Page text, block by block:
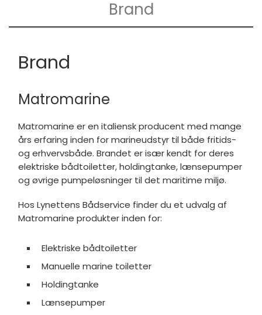
Brand
Brand
Matromarine
Matromarine er en italiensk producent med mange
års erfaring inden for marineudstyr til både fritids-
og erhvervsbåde. Brandet er især kendt for deres
elektriske bådtoiletter, holdingtanke, lænsepumper
og øvrige pumpeløsninger til det maritime miljø.
Hos Lynettens Bådservice finder du et udvalg af
Matromarine produkter inden for:
Elektriske bådtoiletter
Manuelle marine toiletter
Holdingtanke
Lænsepumper